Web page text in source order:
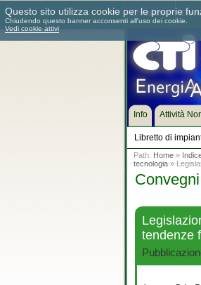
Chi siamo
Info Attività
Libretto di
Path: Home»
tecnologia»
tendenze
Questo sito utilizza cookie per le proprie
Chiudendo questo banner acconsenti all'uso dei cookie.
Vedi cookie attivi